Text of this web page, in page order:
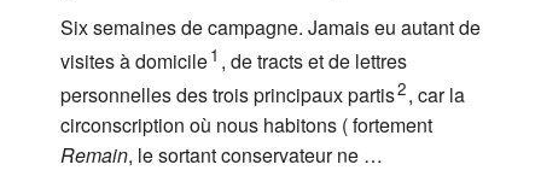
Six semaines de campagne. Jamais eu autant de
visites à domicile1 , de tracts et de lettres
personnelles des trois principaux partis2, car la
circonscription où nous habitons ( fortement
Remain, le sortant conservateur ne …